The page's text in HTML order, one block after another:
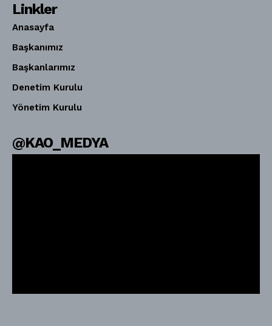
Linkler
Anasayfa
Başkanımız
Başkanlarımız
Denetim Kurulu
Yönetim Kurulu
@KAO_MEDYA